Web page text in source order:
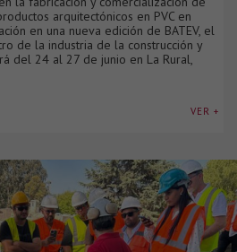
arquitectónicos en PVC en
en una nueva edición de BATEV, el
de la industria de la construcción y
del 24 al 27 de junio en La Rural,
VER +